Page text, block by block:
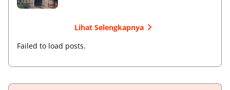
Lihat Selengkapnya
Failed to load posts.